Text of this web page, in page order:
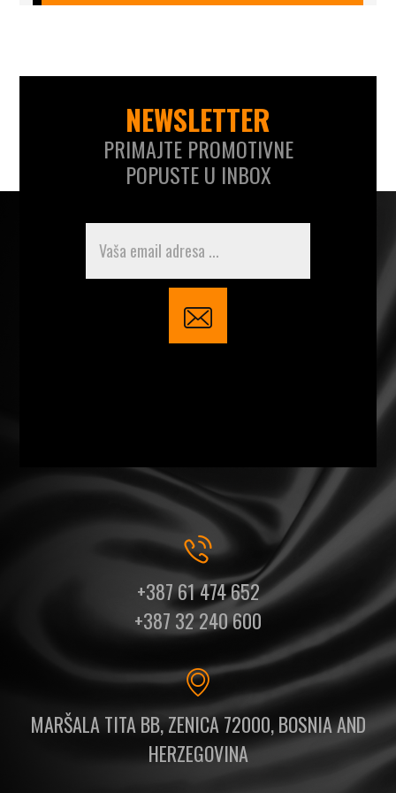
NEWSLETTER
PRIMAJTE PROMOTIVNE
POPUSTE U INBOX
+387 61 474 652
+387 32 240 600
MARŠALA TITA BB, ZENICA 72000, BOSNIA AND
HERZEGOVINA